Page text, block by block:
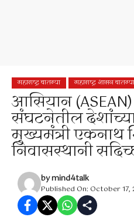
महाराष्ट्र बातम्या महाराष्ट्र शासन बातम्या
आसियान (ASEAN)
संघटनेतील
मुख्यमंत्री एकनाथ
निवासस्थानी
bymind4talk
Published On: October 17,